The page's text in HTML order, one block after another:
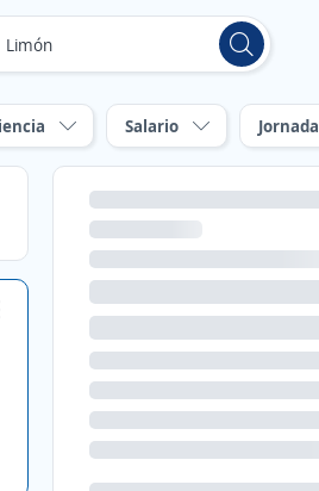
Salario Jornada